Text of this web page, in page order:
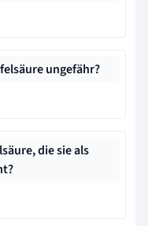
ungefähr?
die sie als